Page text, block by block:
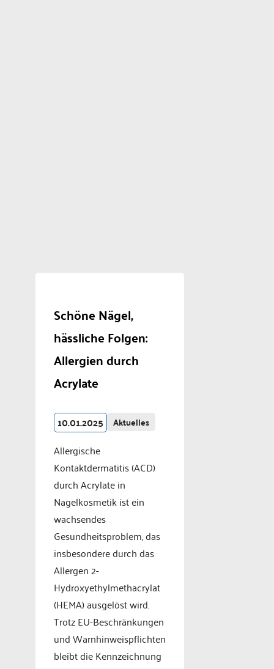
Schöne Nägel,
hässliche Folgen:
Allergien durch
Acrylate
10.01.2025 Aktuelles
Allergische
Kontaktdermatitis (ACD)
durch Acrylate in
Nagelkosmetik ist ein
wachsendes
Gesundheitsproblem, das
insbesondere durch das
Allergen 2-
Hydroxyethylmethacrylat
(HEMA) ausgelöst wird.
Trotz EU-Beschränkungen
und Warnhinweispflichten
bleibt die Kennzeichnung